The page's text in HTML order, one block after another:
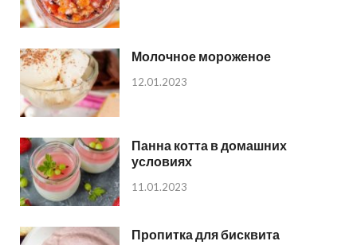
Молочное мороженое
12.01.2023
Панна котта в домашних
условиях
11.01.2023
Пропитка для бисквита